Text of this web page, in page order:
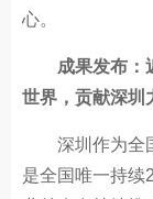
心。
成果发布：近
世界，贡献深圳
深圳作为全国
是全国唯一持续